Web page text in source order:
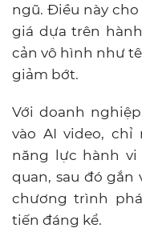
ngũ. Điều này
giá dựa trên
cản vô hình như
giảm bớt.
Với doanh
vào AI video, chỉ
năng lực hành vi
quan, sau đó gắn
chương trình
tiến đáng kể.